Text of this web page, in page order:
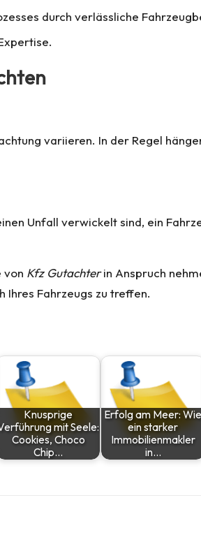
durch verlässliche
variieren. In der Regel
Unfall verwickelt sind, ein
von Kfz Gutachterin Anspruch
Ihres Fahrzeugs zu treffen.
Knusprige
mit Seele:
Cookies, Choco
Chip…
Erfolg am Meer: Wie
ein starker
Immobilienmakler
in…